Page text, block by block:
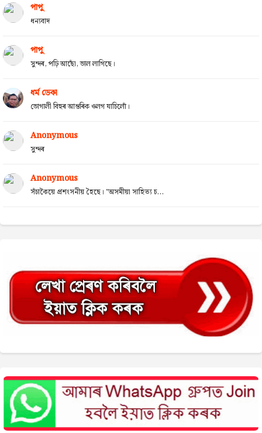
পাপু
ধন্যবাদ
পাপু
সুন্দৰ, পঢ়ি আছোঁ, ভাল লাগিছে।
ধৰ্ম ডেকা
ভোগালী বিহুৰ আন্তৰিক ওলগ যাচিলোঁ।
Anonymous
সুন্দৰ
Anonymous
সঁচাকৈয়ে প্ৰশংসনীয় হৈছে। "অসমীয়া সাহিত্য চ...